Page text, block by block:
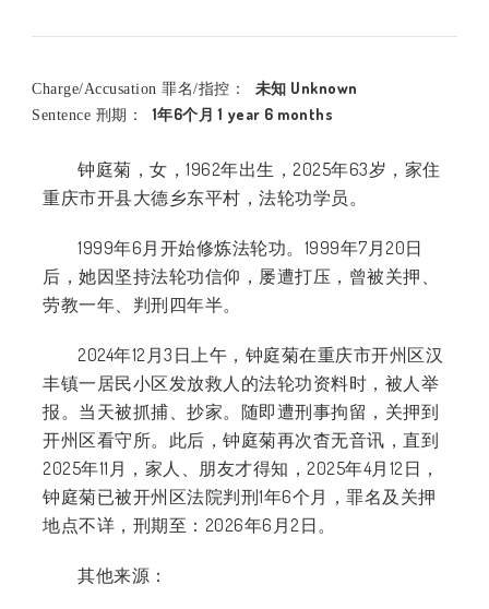
Charge/Accusation 罪名/指控： 未知 Unknown
Sentence 刑期： 1年6个月 1 year 6 months
钟庭菊，女， 1962年出生， 2025年63岁，家住
重庆市开县大德乡东平村，法轮功学员。
1999年6 月开始修炼法轮功。 1999年7 月 20日
后，她因坚持法轮功信仰，屡遭打压，曾被关押、
劳教一年、判刑四年半。
2024年12 月3 日上午，钟庭菊在重庆市开州区汉
丰镇一居民小区发放救人的法轮功资料时，被人举
报。当天被抓捕、抄家。随即遭刑事拘留，关押到
开州区看守所。此后，钟庭菊再次杳无音讯，直到
2025年11 月，家人、朋友才得知， 2025年4月 12 日，
钟庭菊已被开州区法院判刑1年6个月，罪名及关押
地点不详，刑期至： 2026年6 月 2 日。
其他来源：